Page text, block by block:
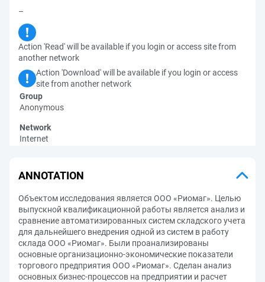
–
Action 'Read' will be available if you login or access site from
another network
Action 'Download' will be available if you login or access
site from another network
Group
Anonymous
Network
Internet
ANNOTATION
Объектом исследования является ООО «Риомаг». Целью
выпускной квалификационной работы является анализ и
сравнение автоматизированных систем складского учета
для дальнейшего внедрения одной из систем в работу
склада ООО «Риомаг». Были проанализированы
основные организационно-экономические показатели
торгового предприятия ООО «Риомаг». Сделан анализ
основных бизнес-процессов на предприятии и расчет